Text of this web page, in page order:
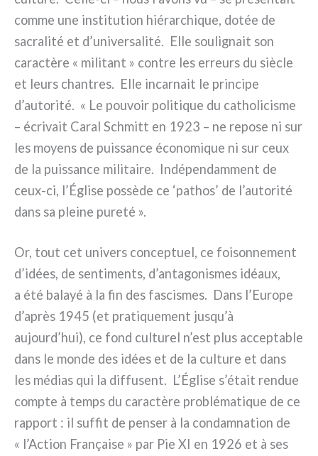
com­me une insti­tu­tion hié­rar­chi­que, dotée de
sacra­li­té et d’universalité. Elle sou­li­gnait son
carac­tè­re « mili­tant » con­tre les erreurs du siè­cle
et leurs chan­tres. Elle incar­nait le prin­ci­pe
d’autorité. « Le pou­voir poli­ti­que du catho­li­ci­sme
– écri­vait Caral Schmitt en 1923 – ne repo­se ni sur
les moyens de puis­san­ce éco­no­mi­que ni sur ceux
de la puis­san­ce mili­tai­re. Indépendamment de
ceux-ci, l’Église pos­sè­de ce ‘pathos’ de l’autorité
dans sa plei­ne pure­té ».
Or, tout cet uni­vers con­cep­tuel, ce foi­son­ne­ment
d’idées, de sen­ti­men­ts, d’antagonismes idéaux,
a été balayé à la fin des fasci­smes. Dans l’Europe
d’après 1945 (et pra­ti­que­ment jusqu’à
aujourd’hui), ce fond cul­tu­rel n’est plus accep­ta­ble
dans le mon­de des idées et de la cul­tu­re et dans
les médias qui la dif­fu­sent. L’Église s’était ren­due
comp­te à temps du carac­tè­re pro­blé­ma­ti­que de ce
rap­port : il suf­fit de pen­ser à la con­dam­na­tion de
« l’Action Française » par Pie XI en 1926 et à ses